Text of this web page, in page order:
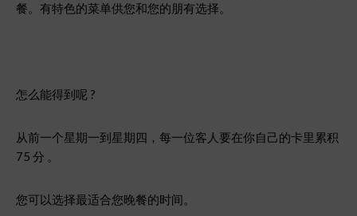
餐。有特色的菜单供您和您的朋有选择。
怎么能得到呢 ?
从前一个星期一到星期四，每一位客人要在你自己的卡里累积
75 分 。
您可以选择最适合您晚餐的时间。